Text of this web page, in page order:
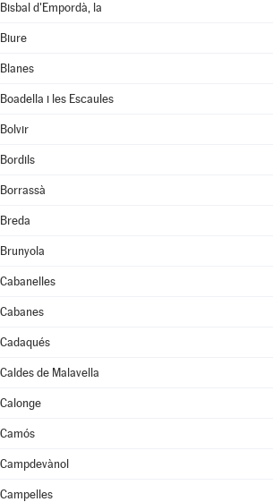
Bisbal d'Empordà, la
Biure
Blanes
Boadella i les Escaules
Bolvir
Bordils
Borrassà
Breda
Brunyola
Cabanelles
Cabanes
Cadaqués
Caldes de Malavella
Calonge
Camós
Campdevànol
Campelles